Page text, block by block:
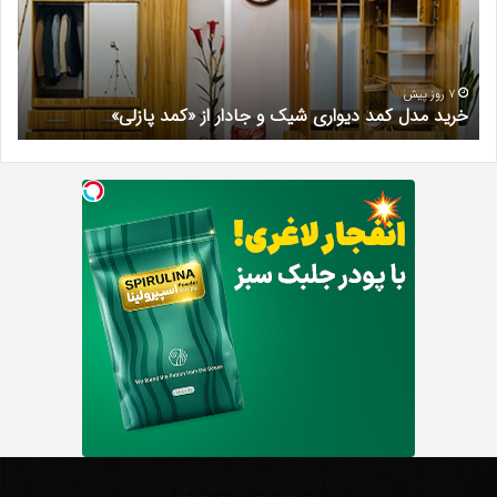
جادار
از
«کمد
پازلی»
7 روز پیش
خرید مدل کمد دیواری شیک و جادار از «کمد پازلی»